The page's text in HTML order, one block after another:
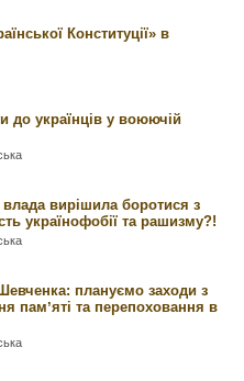
Конституції» в
до українців у воюючій
вирішила боротися з
українофобії та рашизму?!
плануємо заходи з
памʼяті та перепоховання в